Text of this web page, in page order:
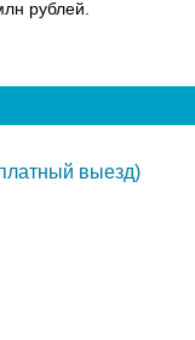
рублей.
выезд)